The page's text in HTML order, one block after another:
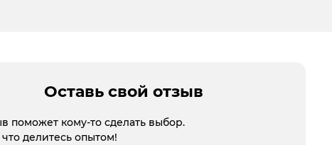
Оставь свой отзыв
поможет кому-то сделать выбор.
делитесь опытом!